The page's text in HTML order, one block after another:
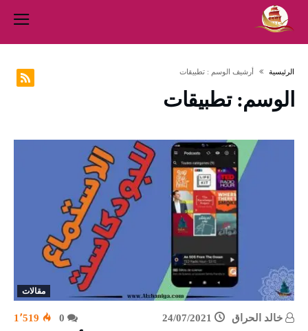
‫الرئيسية‬ ‫أرشيف الوسم :‬ تطبيقات
الوسم:تطبيقات
مقالات
خالد الحراق 24/07/2021 1٬519